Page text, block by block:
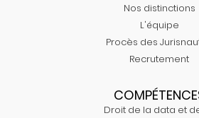
Nos distinctions
L'équipe
Procès des
Recrutement
Droit de la data et